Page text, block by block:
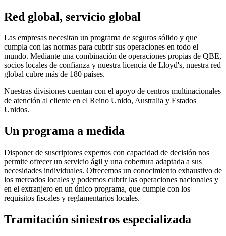
Red global, servicio global
Las empresas necesitan un programa de seguros sólido y que
cumpla con las normas para cubrir sus operaciones en todo el
mundo. Mediante una combinación de operaciones propias de QBE,
socios locales de confianza y nuestra licencia de Lloyd's, nuestra red
global cubre más de 180 países.
Nuestras divisiones cuentan con el apoyo de centros multinacionales
de atención al cliente en el Reino Unido, Australia y Estados
Unidos.
Un programa a medida
Disponer de suscriptores expertos con capacidad de decisión nos
permite ofrecer un servicio ágil y una cobertura adaptada a sus
necesidades individuales. Ofrecemos un conocimiento exhaustivo de
los mercados locales y podemos cubrir las operaciones nacionales y
en el extranjero en un único programa, que cumple con los
requisitos fiscales y reglamentarios locales.
Tramitación siniestros especializada